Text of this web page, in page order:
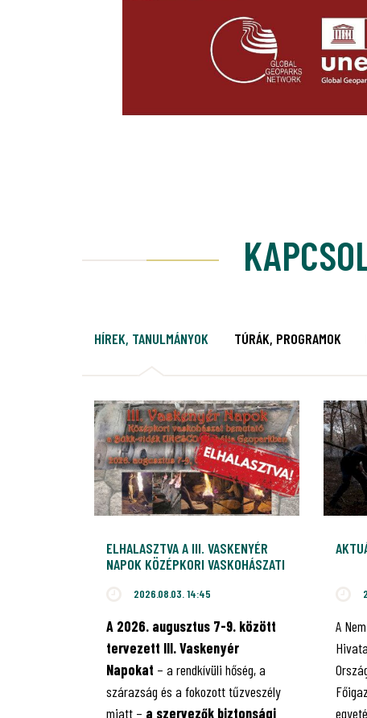
HÍREK, TANULMÁNYOK TÚRÁK, PROGRAMOK
ELHALASZTVA A III. VASKENYÉR
NAPOK KÖZÉPKORI VASKOHÁSZATI
2026.08.03. 14:45
A 2026. augusztus 7-9. között
tervezett III. Vaskenyér
Napokat – a rendkívüli hőség, a
szárazság és a fokozott tűzveszély
miatt – a szervezők biztonsági
A